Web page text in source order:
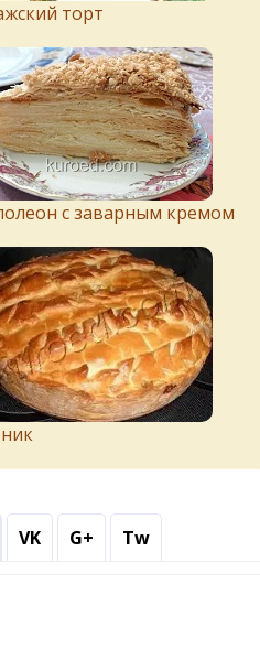
торт
с заварным кремом
VK G+ Tw